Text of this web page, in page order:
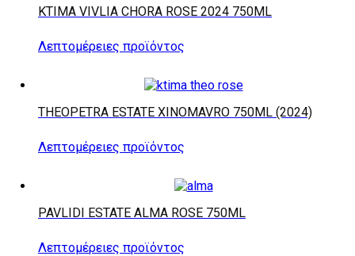
KTIMA VIVLIA CHORA ROSE 2024 750ML
Λεπτομέρειες προϊόντος
THEOPETRA ESTATE XINOMAVRO 750ML (2024)
Λεπτομέρειες προϊόντος
PAVLIDI ESTATE ALMA ROSE 750ML
Λεπτομέρειες προϊόντος